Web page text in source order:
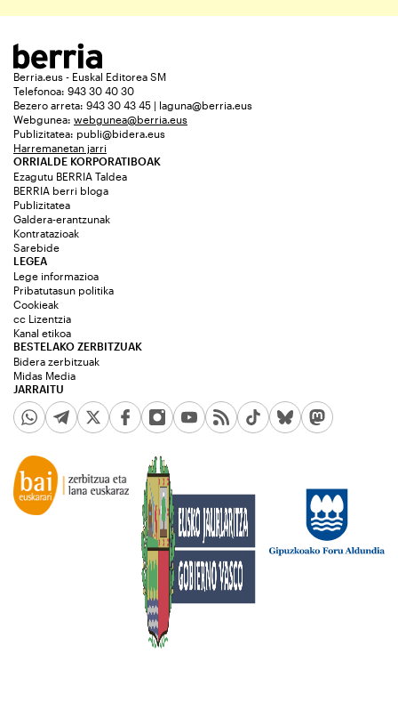
Berria.eus - Euskal Editorea SM
Telefonoa: 943 30 40 30
Bezero arreta: 943 30 43 45 | laguna@berria.eus
Webgunea: webgunea@berria.eus
Publizitatea: publi@bidera.eus
Harremanetan jarri
ORRIALDE KORPORATIBOAK
Ezagutu BERRIA Taldea
BERRIA berri bloga
Publizitatea
Galdera-erantzunak
Kontratazioak
Sarebide
JARRAITU
LEGEA
Lege informazioa
Pribatutasun politika
Cookieak
cc Lizentzia
Kanal etikoa
BESTELAKO ZERBITZUAK
Bidera zerbitzuak
Midas Media